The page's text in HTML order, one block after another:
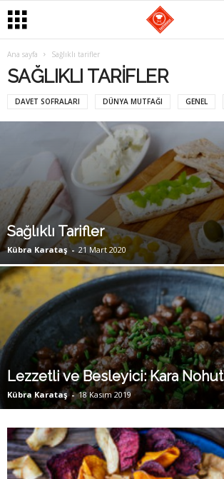
m
a
n
Ana sayfa Sağlıklı tarifler
SAĞLIKLI TARIFLER
DAVET SOFRALARI DÜNYA MUTFAĞI GENEL
Sağlıklı Tarifler
Kübra Karataş - 21 Mart 2020
Lezzetli ve Besleyici: Kara Nohut
Kübra Karataş - 18 Kasım 2019